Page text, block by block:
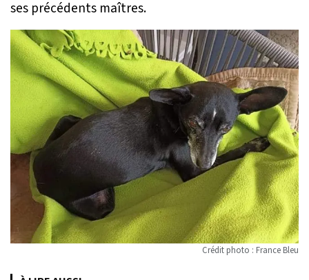
ses précédents maîtres.
Crédit photo : France Bleu